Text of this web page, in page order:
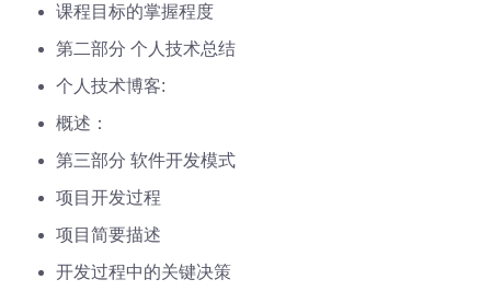
课程目标的掌握程度
第二部分 个人技术总结
个人技术博客:
概述：
第三部分 软件开发模式
项目开发过程
项目简要描述
开发过程中的关键决策